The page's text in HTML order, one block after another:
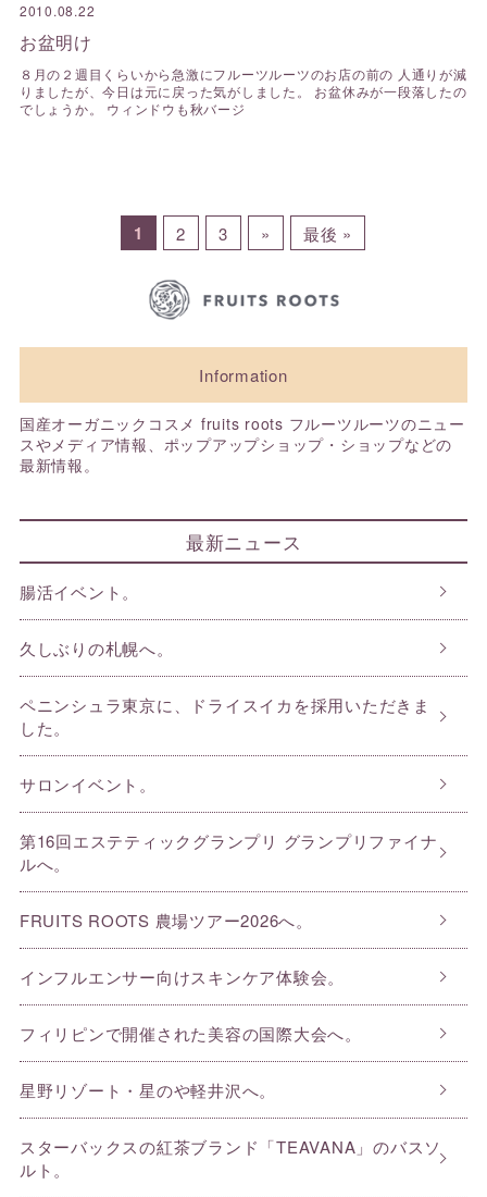
2010.08.22
お盆明け
８月の２週目くらいから急激にフルーツルーツのお店の前の 人通りが減
りましたが、今日は元に戻った気がしました。 お盆休みが一段落したの
でしょうか。 ウィンドウも秋バージ
1 2 3 » 最後 »
Information
国産オーガニックコスメ fruits roots フルーツルーツのニュー
スやメディア情報、ポップアップショップ・ショップなどの
最新情報。
最新ニュース
腸活イベント。
久しぶりの札幌へ。
ペニンシュラ東京に、ドライスイカを採用いただきま
した。
サロンイベント。
第16回エステティックグランプリ グランプリファイナ
ルへ。
FRUITS ROOTS 農場ツアー2026へ。
インフルエンサー向けスキンケア体験会。
フィリピンで開催された美容の国際大会へ。
星野リゾート・星のや軽井沢へ。
スターバックスの紅茶ブランド「TEAVANA」のバスソ
ルト。